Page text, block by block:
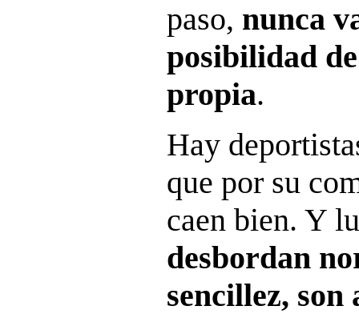
paso, nunca
posibilidad
propia.
Hay
que por su
caen bien. Y
desbordan
sencillez, son